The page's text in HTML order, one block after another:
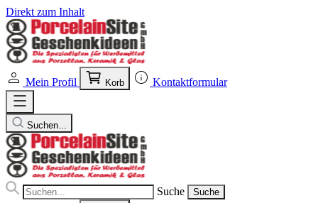
Direkt zum Inhalt
Mein Profil Korb Kontaktformular
Suchen...
Suche Suche